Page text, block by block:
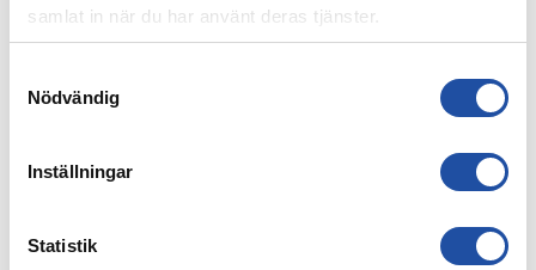
samlat in när du har använt deras tjänster.
Nödvändig
Inställningar
Statistik
PUBLIKINFORMATION: IFK NORRKÖPING-IK BRAGE